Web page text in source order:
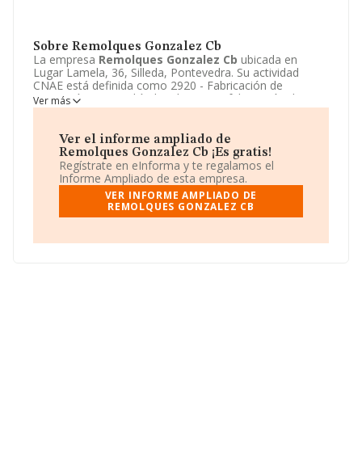
Sobre Remolques Gonzalez Cb
La empresa Remolques Gonzalez Cb ubicada en
Lugar Lamela, 36, Silleda, Pontevedra. Su actividad
CNAE está definida como 2920 - Fabricación de
carrocerías para vehículos de motor; fabricación de
remolques y semirremolques. La forma jurídica de
quiere conseguir más información sobre
Gonzalez Cbla encontrará en su web:
http://www.remolquesgonzalez.com.
Ver más
Ver el informe ampliado de
Remolques Gonzalez Cb ¡Es gratis!
Regístrate en eInforma y te regalamos el
Informe Ampliado de esta empresa.
VER INFORME AMPLIADO DE
REMOLQUES GONZALEZ CB